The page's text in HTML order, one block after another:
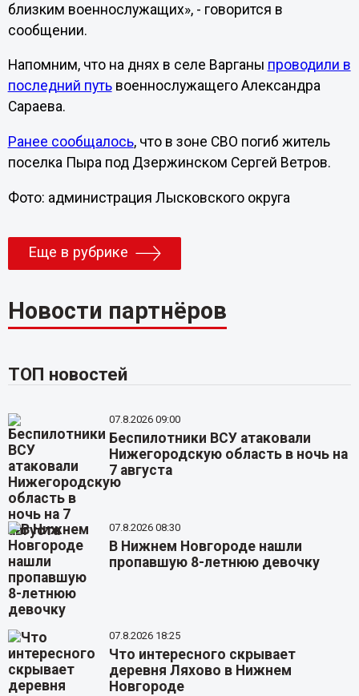
близким военнослужащих», - говорится в
сообщении.
Напомним, что на днях в селе Варганы проводили в
последний путьвоеннослужащего Александра
Сараева.
Ранее сообщалось, что в зоне СВО погиб житель
поселка Пыра под Дзержинском Сергей Ветров.
Фото: администрация Лысковского округа
Еще в рубрике
Новости партнёров
ТОП новостей
07.8.2026 09:00
Беспилотники ВСУ атаковали
Нижегородскую область в ночь на
7 августа
07.8.2026 08:30
В Нижнем Новгороде нашли
пропавшую 8-летнюю девочку
07.8.2026 18:25
Что интересного скрывает
деревня Ляхово в Нижнем
Новгороде